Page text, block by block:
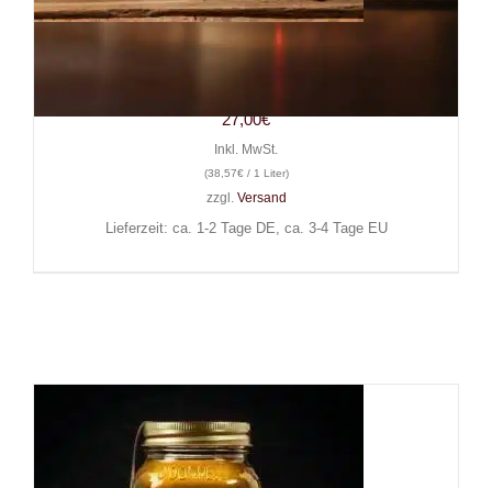
Likör O’Donnell Moonshine
27,00€
Inkl. MwSt.
(38,57€/ 1 Liter)
zzgl. Versand
Lieferzeit: ca. 1-2 Tage DE, ca. 3-4 Tage EU